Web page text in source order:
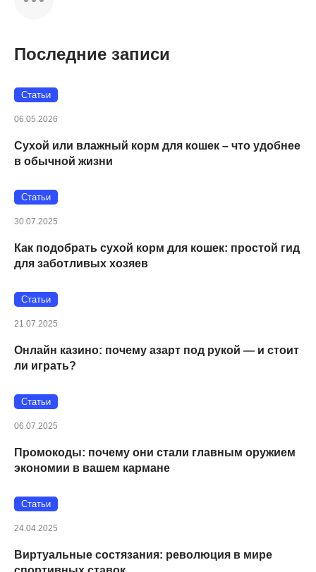
Последние записи
Статьи
06.05.2026
Сухой или влажный корм для кошек – что удобнее
в обычной жизни
Статьи
30.07.2025
Как подобрать сухой корм для кошек: простой гид
для заботливых хозяев
Статьи
21.07.2025
Онлайн казино: почему азарт под рукой — и стоит
ли играть?
Статьи
06.07.2025
Промокоды: почему они стали главным оружием
экономии в вашем кармане
Статьи
24.04.2025
Виртуальные состязания: революция в мире